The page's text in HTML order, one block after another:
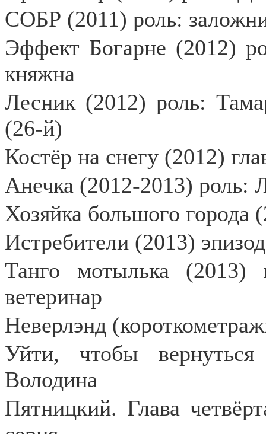
СОБР (2011) роль:
Эффект Богарне (2012)
княжна
Лесник (2012) роль:
(26-й)
Костёр на снегу (2012)
Анечка (2012-2013) роль:
Хозяйка большого города
Истребители (2013) эпизод
Танго мотылька (2013)
ветеринар
Неверлэнд
Уйти, чтобы
Володина
Пятницкий. Глава